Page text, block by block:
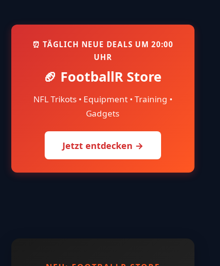
⏰ TÄGLICH NEUE DEALS UM 20:00
UHR
🏈 FootballR Store
NFL Trikots • Equipment • Training •
Gadgets
Jetzt entdecken →